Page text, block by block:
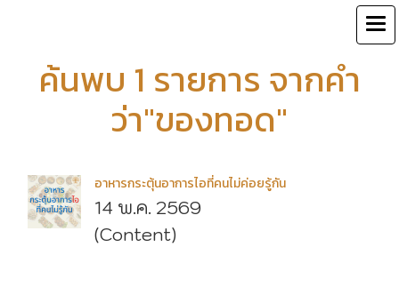
ค้นพบ 1 รายการ จากคำ
ว่า"ของทอด"
อาหารกระตุ้นอาการไอที่คนไม่ค่อยรู้กัน
14 พ.ค. 2569
(Content)